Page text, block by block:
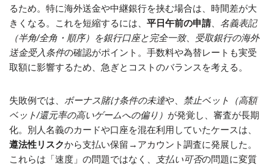
るため。特に海外送金や中継銀行を挟む場合は、時間差が大
きくなる。これを短縮するには、 平日午前の申請
名義表記
（半角/全角・順序）を銀行口座と完全一致、
受取銀行の海外
送金受入条件の確認がポイント。手数料や為替レートも実受
取額に影響するため、急ぎとコストのバランスを考える。
失敗例では、 ボーナス賭け条件の未達や、 禁止ベット（高額
ベット/還元率の高いゲームへの偏り） が発覚し、審査が長期
化。別人名義のカードや口座を混在利用していたケースは、
遵法性リスクから支払い保留→アカウント調査に発展した。
これらは「速度」の問題ではなく、
支払い可否の問題に変質